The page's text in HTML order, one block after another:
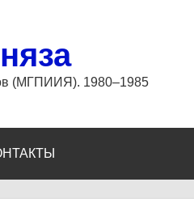
(МГПИИЯ). 1980–1985